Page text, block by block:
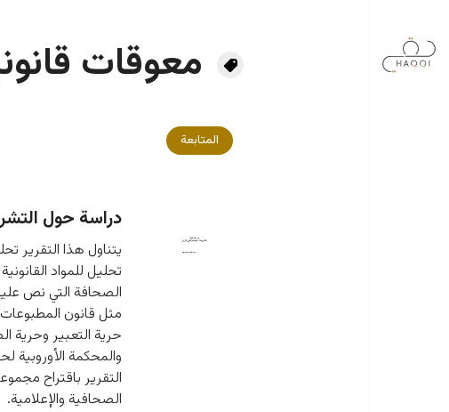
معوقات
المتابعة
دراسة حول
يتناول هذا التقرير
تحليل للمواد
الصحافة التي نص
مثل قانون
حرية التعبير وحرية
والمحكمة الأوروبية
التقرير باقتراح
الصحافية والإعلامية.